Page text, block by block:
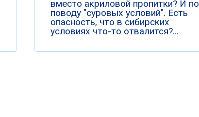
вместо акриловой пропитки? И по
поводу "суровых условий". Есть
опасность, что в сибирских
условиях что-то отвалится?...